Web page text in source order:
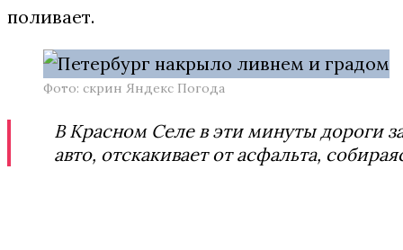
поливает.
Фото: скрин Яндекс Погода
В Красном Селе в эти минуты дороги
авто, отскакивает от асфальта,